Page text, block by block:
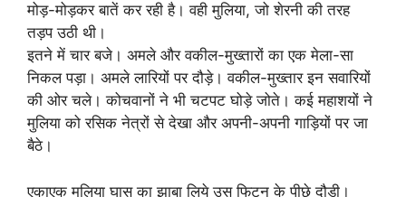
मोड़-मोड़कर बातें कर रही है। वही मुलिया, जो शेरनी की तरह
तड़प उठी थी।
इतने में चार बजे। अमले और वकील-मुख्तारों का एक मेला-सा
निकल पड़ा। अमले लारियों पर दौड़े। वकील-मुख्तार इन सवारियों
की ओर चले। कोचवानों ने भी चटपट घोड़े जोते। कई महाशयों ने
मुलिया को रसिक नेत्रों से देखा और अपनी-अपनी गाड़ियों पर जा
बैठे।
एकाएक मुलिया घास का झाबा लिये उस फिटन के पीछे दौड़ी।